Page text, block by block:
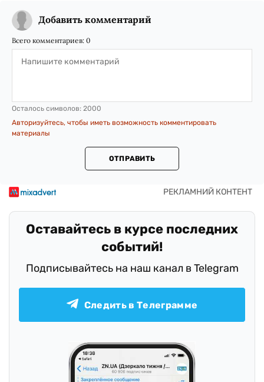
Добавить комментарий
Всего комментариев: 0
Осталось символов: 2000
Авторизуйтесь, чтобы иметь возможность комментировать
материалы
ОТПРАВИТЬ
Оставайтесь в курсе последних
событий!
Подписывайтесь на наш канал в Telegram
Следить в Телеграмме